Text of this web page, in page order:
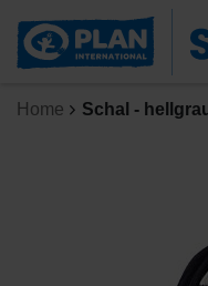
Home Schal -